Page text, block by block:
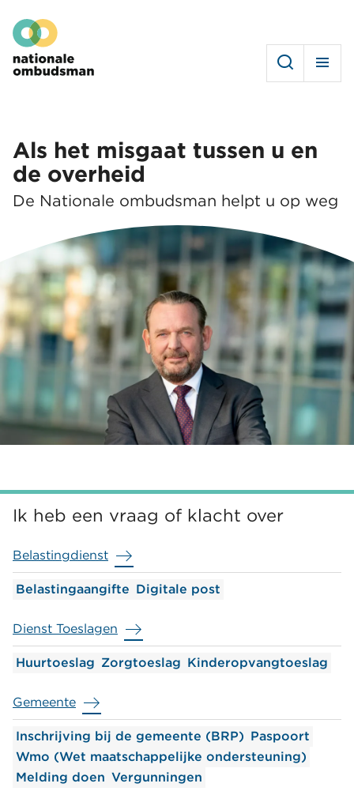
en
naar
de
Hoofdmenu
Als het misgaat tussen u en
de overheid
De Nationale ombudsman helpt u op weg
Ik heb een vraag of klacht over
Belastingdienst
Belastingaangifte Digitale post
Dienst Toeslagen
Huurtoeslag Zorgtoeslag Kinderopvangtoeslag
Gemeente
Inschrijving bij de gemeente (BRP) Paspoort
Wmo (Wet maatschappelijke ondersteuning)
Melding doen Vergunningen